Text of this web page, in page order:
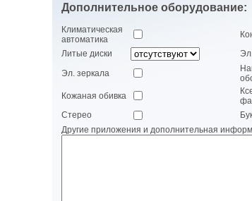
Дополнительное оборудование:
Климатическая
автоматика
Литые диски
Эл. зеркала
Кожаная обивка
Стерео
Другие приложения и дополнительная